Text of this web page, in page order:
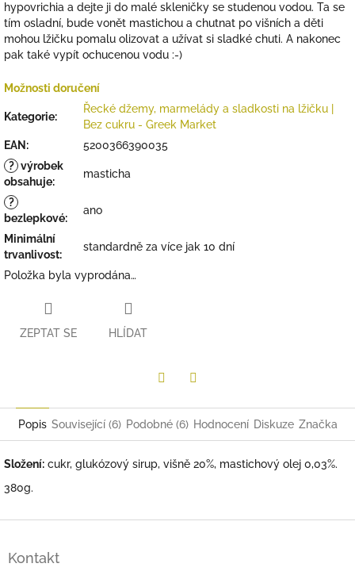
hypovrichia a dejte ji do malé skleničky se studenou vodou. Ta se
tím osladní, bude vonět mastichou a chutnat po višních a děti
mohou lžičku pomalu olizovat a užívat si sladké chuti. A nakonec
pak také vypít ochucenou vodu :-)
Možnosti doručení
Kategorie:
Řecké džemy, marmelády a sladkosti na lžičku |
Bez cukru - Greek Market
EAN :
5200366390035
? výrobek
obsahuje:
masticha
?
bezlepkové:
ano
Minimální
trvanlivost:
standardně za více jak 10 dní
Položka byla vyprodána…
ZEPTAT SE HLÍDAT
Popis Související (6) Podobné (6) Hodnocení Diskuze Značka
Složení: cukr, glukózový sirup, višně 20%, mastichový olej 0,03%.
380g.
Kontakt